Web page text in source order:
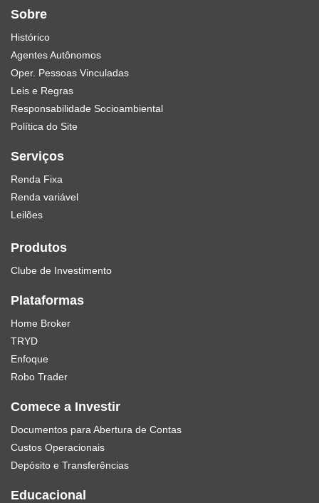
Sobre
Histórico
Agentes Autônomos
Oper. Pessoas Vinculadas
Leis e Regras
Responsabilidade Socioambiental
Política do Site
Serviços
Renda Fixa
Renda variável
Leilões
Produtos
Clube de Investimento
Plataformas
Home Broker
TRYD
Enfoque
Robo Trader
Comece a Investir
Documentos para Abertura de Contas
Custos Operacionais
Depósito e Transferências
Educacional